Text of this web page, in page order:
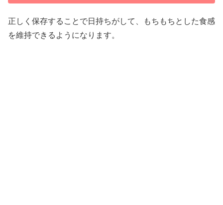
正しく保存することで日持ちがして、もちもちとした食感
を維持できるようになります。